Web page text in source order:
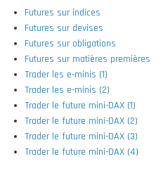
Futures sur indices
Futures sur devises
Futures sur obligations
Futures sur matières premières
Trader les e-minis (1)
Trader les e-minis (2)
Trader le future mini-DAX (1)
Trader le future mini-DAX (2)
Trader le future mini-DAX (3)
Trader le future mini-DAX (4)